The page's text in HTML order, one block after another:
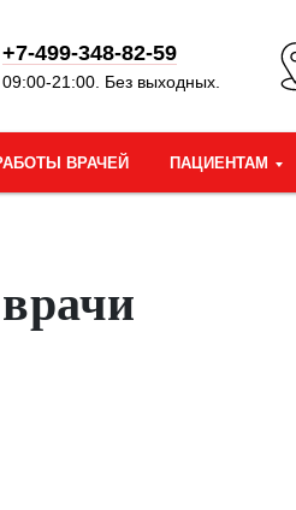
+7-499-348-82-59
09:00-21:00. Без выходных.
ВРАЧЕЙ ПАЦИЕНТАМ